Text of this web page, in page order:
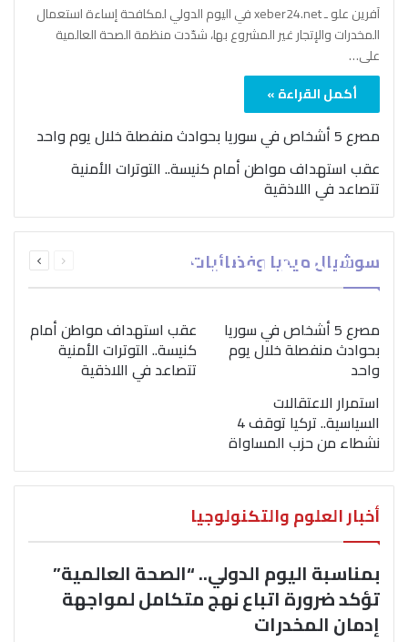
آفرين علو ـ xeber24.net في اليوم الدولي لمكافحة إساءة استعمال
المخدرات والإتجار غير المشروع بها، شدّدت منظمة الصحة العالمية
على…
أكمل القراءة »
مصرع 5 أشخاص في سوريا بحوادث منفصلة خلال يوم واحد
عقب استهداف مواطن أمام كنيسة.. التوترات الأمنية
تتصاعد في اللاذقية
سوشيال ميديا وفضائيات الصفحةالصفحة
بمناسبة اليوم الدولي..
“الصحة العالمية” تؤكد
ضرورة اتباع نهج متكامل
لمواجهة إدمان المخدرات
مصرع 5 أشخاص في سوريا
بحوادث منفصلة خلال يوم
واحد
عقب استهداف مواطن أمام
كنيسة.. التوترات الأمنية
تتصاعد في اللاذقية
استمرار الاعتقالات
السياسية.. تركيا توقف 4
نشطاء من حزب المساواة
أخبار العلوم والتكنولوجيا
بمناسبة اليوم الدولي.. “الصحة العالمية”
تؤكد ضرورة اتباع نهج متكامل لمواجهة
إدمان المخدرات